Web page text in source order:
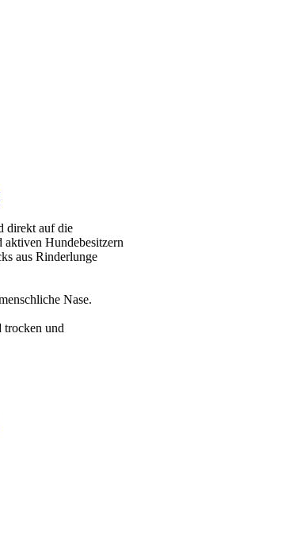
direkt auf die
Hundebesitzern
aus Rinderlunge
Nase.
trocken und